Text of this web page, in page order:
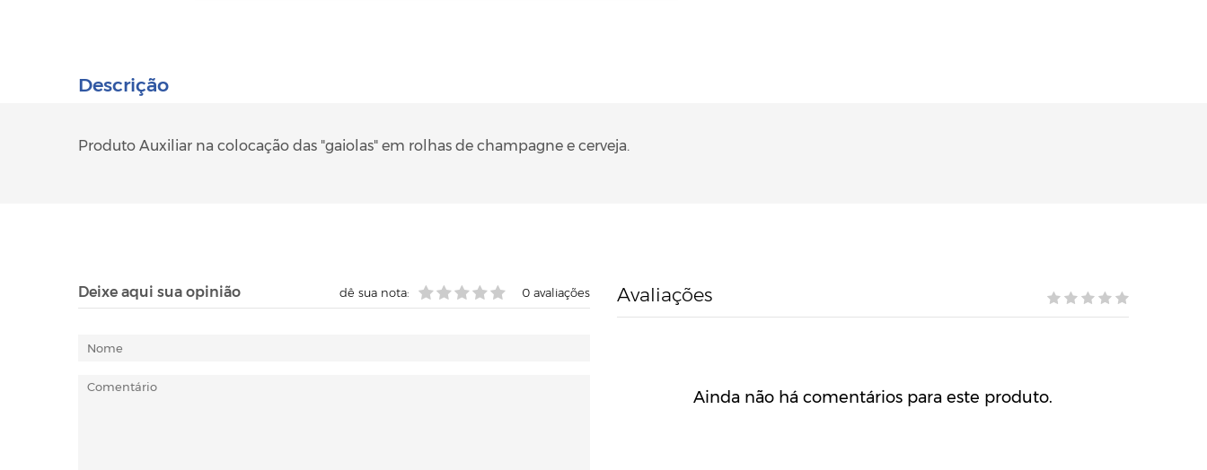
Descrição
Produto Auxiliar na colocação das "gaiolas" em rolhas de champagne e cerveja.
Deixe aqui sua opinião 0 avaliações
dê sua nota: Avaliações
Ainda não há comentários para este produto.